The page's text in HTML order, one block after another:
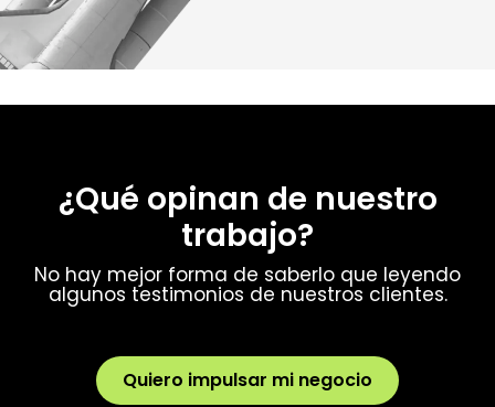
¿Qué opinan de nuestro
trabajo?
No hay mejor forma de saberlo que leyendo
algunos testimonios de nuestros clientes.
Quiero impulsar mi negocio